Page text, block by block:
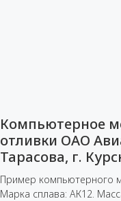
Компьютерное
отливки ОАО
Тарасова, г.
Пример компьютерного
Марка сплава: АК12.